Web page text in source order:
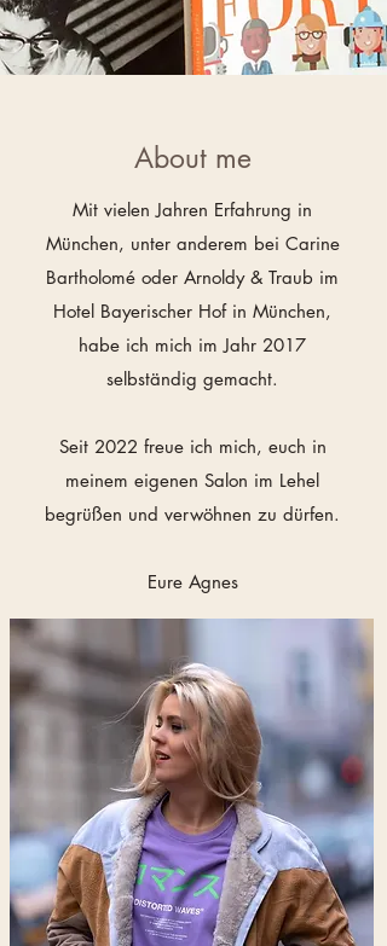
About me
Mit vielen Jahren Erfahrung in
München, unter anderem bei Carine
Bartholomé oder Arnoldy & Traub im
Hotel Bayerischer Hof in München,
habe ich mich im Jahr 2017
selbständig gemacht.
Seit 2022 freue ich mich, euch in
meinem eigenen Salon im Lehel
begrüßen und verwöhnen zu dürfen.
Eure Agnes